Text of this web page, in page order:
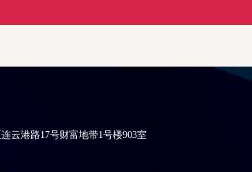
云港路17号财富地带1号楼903室